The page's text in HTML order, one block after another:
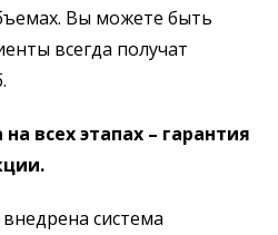
Вы можете быть
всегда получат
всех этапах – гарантия
система